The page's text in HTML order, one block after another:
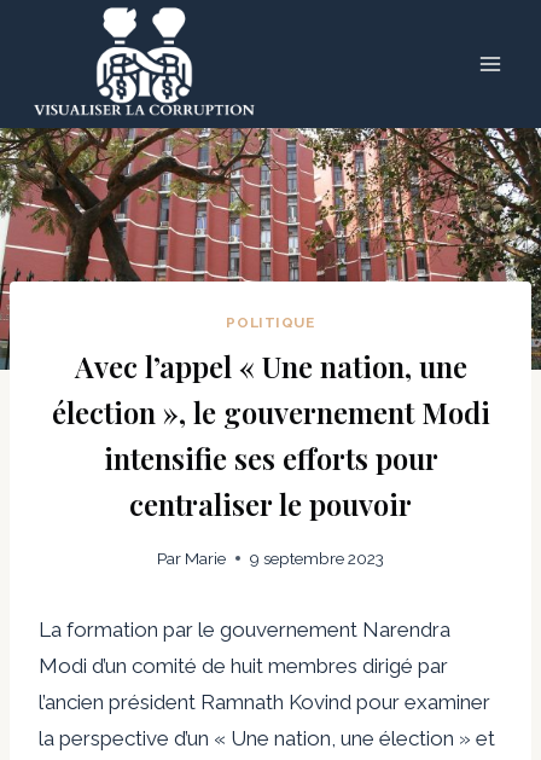
POLITIQUE
Avec l’appel « Une nation, une
élection », le gouvernement Modi
intensifie ses efforts pour
centraliser le pouvoir
Par Marie 9 septembre 2023
La formation par le gouvernement Narendra
Modi d’un comité de huit membres dirigé par
l’ancien président Ramnath Kovind pour examiner
la perspective d’un « Une nation, une élection » et